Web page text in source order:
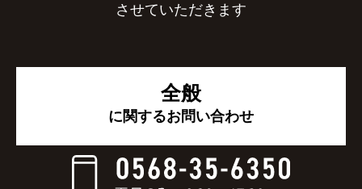
させていただきます
全般
に関するお問い合わせ